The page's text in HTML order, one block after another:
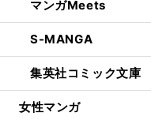
マンガMeets
S-MANGA
集英社コミック文庫
女性マンガ